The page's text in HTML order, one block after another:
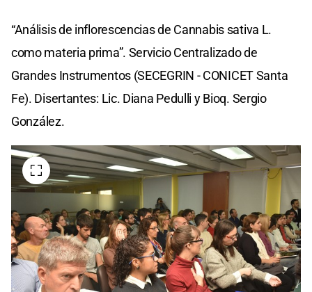
“Análisis de inflorescencias de Cannabis sativa L.
como materia prima”. Servicio Centralizado de
Grandes Instrumentos (SECEGRIN - CONICET Santa
Fe). Disertantes: Lic. Diana Pedulli y Bioq. Sergio
González.